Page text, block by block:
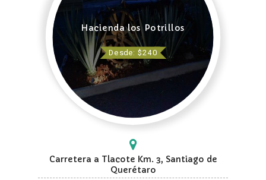
Hacienda los Potrillos
Desde: $240
Carretera a Tlacote Km. 3, Santiago de
Querétaro